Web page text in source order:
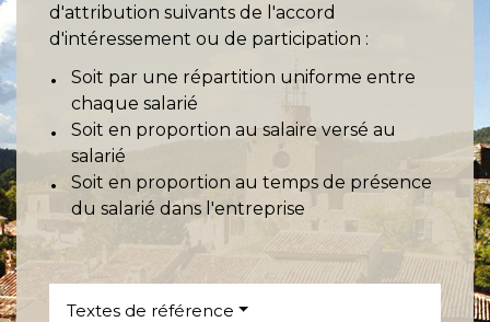
d'attribution suivants de l'accord
d'intéressement ou de participation :
Soit par une répartition uniforme entre
chaque salarié
Soit en proportion au salaire versé au
salarié
Soit en proportion au temps de présence
du salarié dans l'entreprise
Textes de référence